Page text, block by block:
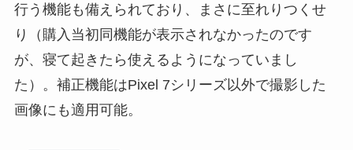
行う機能も備えられており、まさに至れりつくせ
り（購入当初同機能が表示されなかったのです
が、寝て起きたら使えるようになっていまし
た）。補正機能はPixel 7シリーズ以外で撮影した
画像にも適用可能。